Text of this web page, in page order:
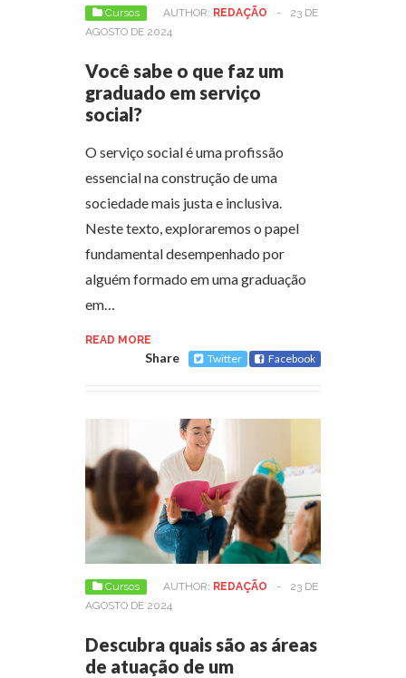
Cursos AUTHOR: REDAÇÃO -
23 DE
AGOSTO DE 2024
Você sabe o que faz um
graduado em serviço
social?
O serviço social é uma profissão
essencial na construção de uma
sociedade mais justa e inclusiva.
Neste texto, exploraremos o papel
fundamental desempenhado por
alguém formado em uma graduação
em…
READ MORE
Share Twitter Facebook
Cursos AUTHOR: REDAÇÃO -
23 DE
AGOSTO DE 2024
Descubra quais são as áreas
de atuação de um